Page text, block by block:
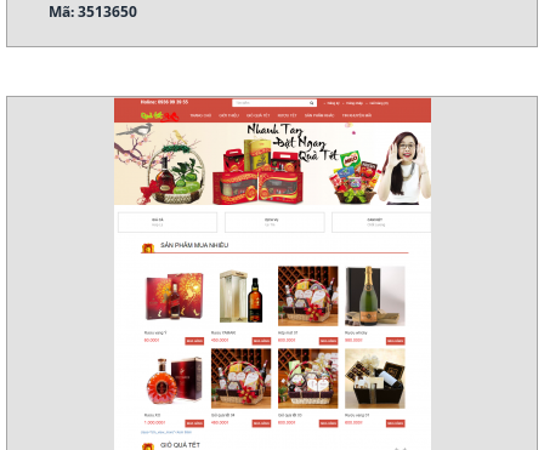
Mã: 3513650
Chi tiết